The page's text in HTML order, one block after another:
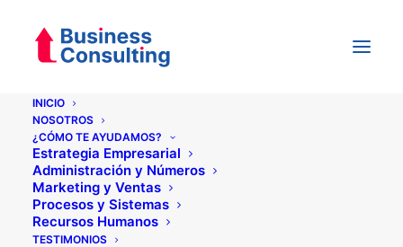
INICIO
NOSOTROS
¿CÓMO TE AYUDAMOS?
Estrategia Empresarial
Administración y Números
Marketing y Ventas
Procesos y Sistemas
Recursos Humanos
TESTIMONIOS
Categorías
Testimonios(5)
Tips de Negocios